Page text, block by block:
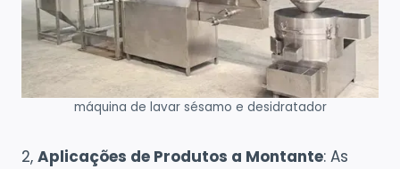
máquina de lavar sésamo e desidratador
2, Aplicações de Produtos a Montante: As